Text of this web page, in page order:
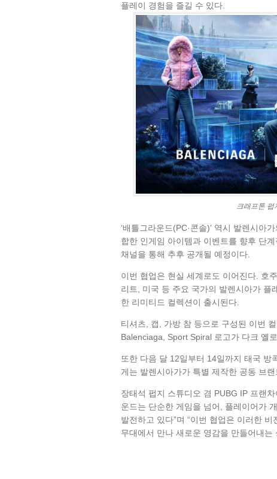
플레이 경험을 즐길 수 있다.
크래프톤 펍
‘배틀그라운드(PC·콘솔)’ 역시 발렌시아
합한 인게임 아이템과 이벤트를 향후 단
채널을 통해 추후 공개될 예정이다.
이번 협업은 현실 세계로도 이어진다. 호
리트, 미국 등 주요 국가의 발렌시아가 플
한 리미티드 컬렉션이 출시된다.
티셔츠, 캡, 가방 참 등으로 구성된 이번
Balenciaga, Sport Spiral 로고가 다크 옐
또한 다음 달 12일부터 14일까지 태국 방
게는 발렌시아가가 특별 제작한 공동 브
장태석 펍지 스튜디오 겸 PUBG IP 프랜
운드는 단순한 게임을 넘어, 플레이어가
발전하고 있다”며 “이번 협업은 이러한
무대에서 만나 새로운 영감을 만들어내는